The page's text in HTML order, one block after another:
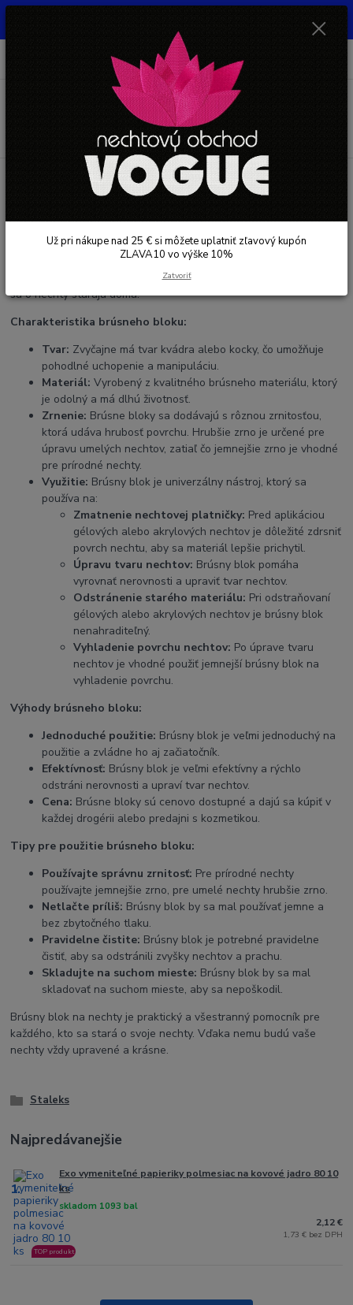
EUR
Pilníky a bloky na nechty
Brúsny blok na nechty je nepostrádateľný nástroj pre manikúru a
pedikúru, ktorý sa používa na úpravu a prípravu nechtov. Je to
malý, ale efektívny pomocník pre profesionálov aj pre tých, ktorí
sa o nechty starajú doma.
Charakteristika brúsneho bloku:
Tvar: Zvyčajne má tvar kvádra alebo kocky, čo umožňuje
pohodlné uchopenie a manipuláciu.
Materiál: Vyrobený z kvalitného brúsneho materiálu, ktorý
je odolný a má dlhú životnosť.
Zrnenie: Brúsne bloky sa dodávajú s rôznou zrnitosťou,
ktorá udáva hrubosť povrchu. Hrubšie zrno je určené pre
úpravu umelých nechtov, zatiaľ čo jemnejšie zrno je vhodné
pre prírodné nechty.
Využitie: Brúsny blok je univerzálny nástroj, ktorý sa
používa na:
Zmatnenie nechtovej platničky: Pred aplikáciou
gélových alebo akrylových nechtov je dôležité zdrsniť
povrch nechtu, aby sa materiál lepšie prichytil.
Úpravu tvaru nechtov: Brúsny blok pomáha
vyrovnať nerovnosti a upraviť tvar nechtov.
Odstránenie starého materiálu: Pri odstraňovaní
gélových alebo akrylových nechtov je brúsny blok
nenahraditeľný.
Vyhladenie povrchu nechtov: Po úprave tvaru
nechtov je vhodné použiť jemnejší brúsny blok na
vyhladenie povrchu.
Výhody brúsneho bloku:
Jednoduché použitie: Brúsny blok je veľmi jednoduchý na
použitie a zvládne ho aj začiatočník.
Efektívnosť: Brúsny blok je veľmi efektívny a rýchlo
odstráni nerovnosti a upraví tvar nechtov.
Cena: Brúsne bloky sú cenovo dostupné a dajú sa kúpiť v
každej drogérii alebo predajni s kozmetikou.
Tipy pre použitie brúsneho bloku:
Používajte správnu zrnitosť: Pre prírodné nechty
používajte jemnejšie zrno, pre umelé nechty hrubšie zrno.
Netlačte príliš: Brúsny blok by sa mal používať jemne a
bez zbytočného tlaku.
Pravidelne čistite: Brúsny blok je potrebné pravidelne
čistiť, aby sa odstránili zvyšky nechtov a prachu.
Skladujte na suchom mieste: Brúsny blok by sa mal
skladovať na suchom mieste, aby sa nepoškodil.
Brúsny blok na nechty je praktický a všestranný pomocník pre
každého, kto sa stará o svoje nechty. Vďaka nemu budú vaše
nechty vždy upravené a krásne.
Staleks
Najpredávanejšie
1.
Exo vymeniteľné papieriky polmesiac na kovové jadro 80 10
ks
skladom 1093 bal
TOP produkt
2,12 €
1,73 € bez DPH
Už pri nákupe nad 25 € si môžete uplatniť zľavový kupón
ZLAVA10 vo výške 10%
Zatvoriť